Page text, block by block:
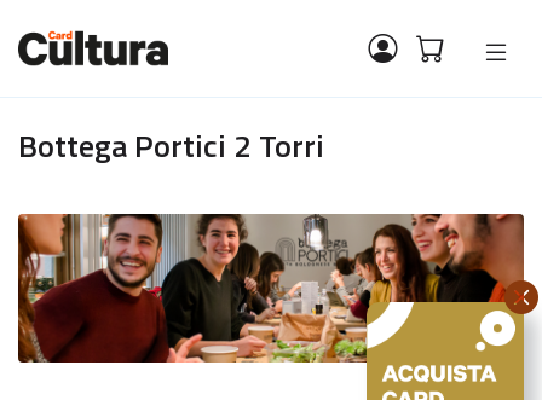
Bottega Portici 2 Torri